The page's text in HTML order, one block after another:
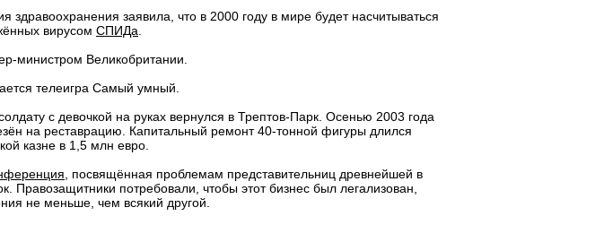
здравоохранения заявила, что в 2000 году в мире будет насчитываться
вирусом СПИДа
министром Великобритании.
телеигра Самый умный.
с девочкой на руках вернулся в Трептов-Парк. Осенью 2003 года
на реставрацию. Капитальный ремонт 40-тонной фигуры длился
казне в 1,5 млн евро.
, посвящённая проблемам представительниц древнейшей в
Правозащитники потребовали, чтобы этот бизнес был легализован,
не меньше, чем всякий другой.